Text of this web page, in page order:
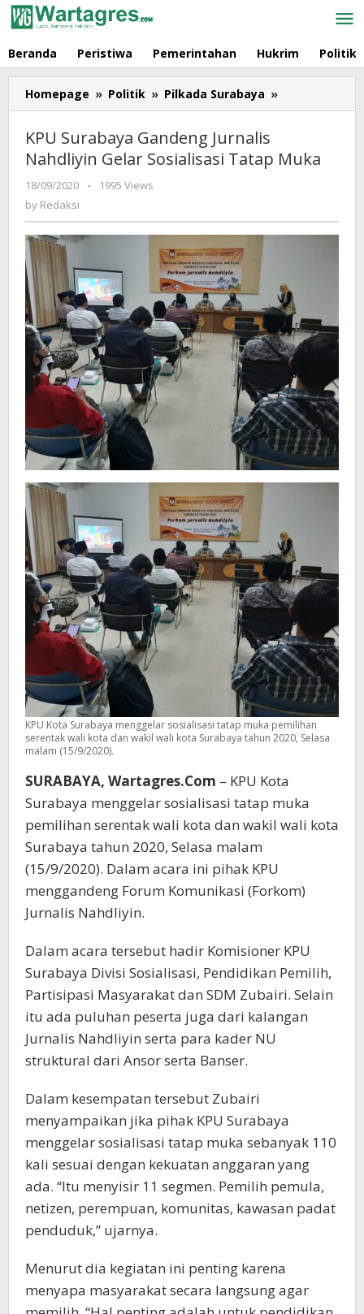
Skip
to
Beranda Peristiwa Pemerintahan Hukrim Politik
Homepage » Politik » Pilkada Surabaya »
Surabaya
Nahdliyin
KPU Surabaya Gandeng Jurnalis
Nahdliyin Gelar Sosialisasi Tatap Muka
18/09/2020
by
-
1995 Views
by Redaksi
KPU Kota Surabaya menggelar sosialisasi tatap muka pemilihan
serentak wali kota dan wakil wali kota Surabaya tahun 2020, Selasa
malam (15/9/2020).
SURABAYA, Wartagres.Com – KPU Kota
Surabaya menggelar sosialisasi tatap muka
pemilihan serentak wali kota dan wakil wali kota
Surabaya tahun 2020, Selasa malam
(15/9/2020). Dalam acara ini pihak KPU
menggandeng Forum Komunikasi (Forkom)
Jurnalis Nahdliyin.
Dalam acara tersebut hadir Komisioner KPU
Surabaya Divisi Sosialisasi, Pendidikan Pemilih,
Partisipasi Masyarakat dan SDM Zubairi. Selain
itu ada puluhan peserta juga dari kalangan
Jurnalis Nahdliyin serta para kader NU
struktural dari Ansor serta Banser.
Dalam kesempatan tersebut Zubairi
menyampaikan jika pihak KPU Surabaya
menggelar sosialisasi tatap muka sebanyak 110
kali sesuai dengan kekuatan anggaran yang
ada. “Itu menyisir 11 segmen. Pemilih pemula,
netizen, perempuan, komunitas, kawasan padat
penduduk,” ujarnya.
Menurut dia kegiatan ini penting karena
menyapa masyarakat secara langsung agar